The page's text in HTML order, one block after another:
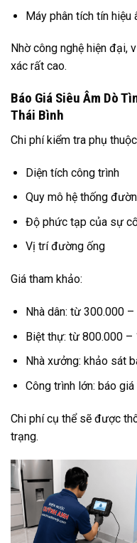
Máy phân tích tín hiệu
Nhờ công nghệ hiện đại,
xác rất cao.
Báo Giá Siêu Âm Dò
Thái Bình
Chi phí kiểm tra phụ
Diện tích công trình
Quy mô hệ thống
Độ phức tạp của sự
Vị trí đường ống
Giá tham khảo:
Nhà dân: từ 300.000
Biệt thự: từ 800.000 –
Nhà xưởng: khảo sát
Công trình lớn: báo
Chi phí cụ thể sẽ được
trạng.